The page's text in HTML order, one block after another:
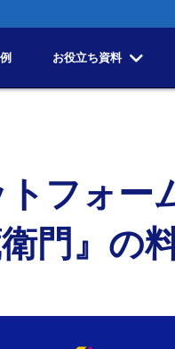
お役立ち資料
フォー
衛門』の